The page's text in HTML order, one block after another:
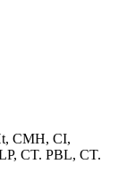
CMH, CI,
CT. PBL, CT.